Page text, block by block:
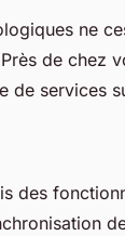
ne
de chez
de services
des